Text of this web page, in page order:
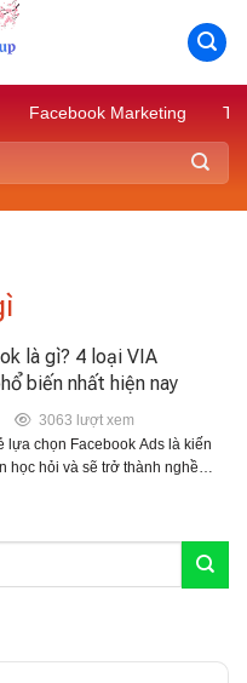
Facebook Marketing
là gì? 4 loại VIA
biến nhất hiện nay
3063 lượt xem
lựa chọn Facebook Ads là kiến
học hỏi và sẽ trở thành nghề